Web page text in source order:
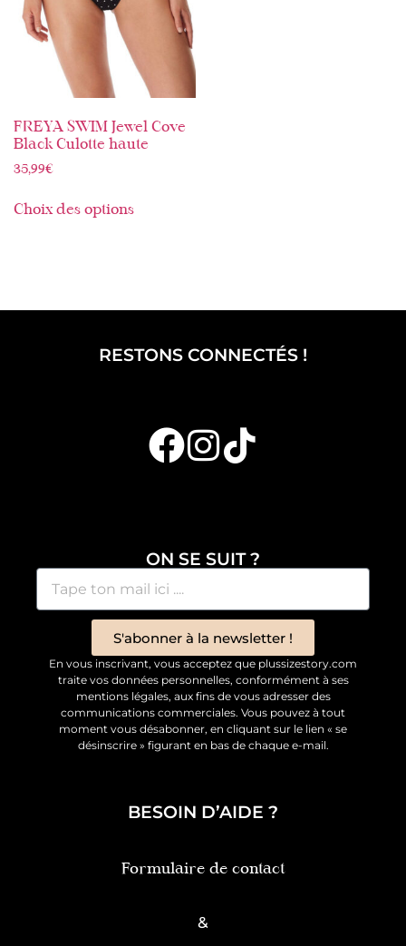
FREYA SWIM Jewel Cove
Black Culotte haute
35,99€
Choix des options
RESTONS CONNECTÉS !
ON SE SUIT ?
S'abonner à la newsletter !
En vous inscrivant, vous acceptez que plussizestory.com
traite vos données personnelles, conformément à ses
mentions légales, aux fins de vous adresser des
communications commerciales. Vous pouvez à tout
moment vous désabonner, en cliquant sur le lien « se
désinscrire » figurant en bas de chaque e-mail.
BESOIN D’AIDE ?
Formulaire de contact
&